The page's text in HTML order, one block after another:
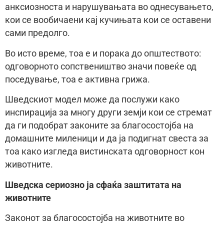
анксиозноста и нарушувањата во однесувањето,
кои се вообичаени кај кучињата кои се оставени
сами предолго.
Во исто време, тоа е и порака до општеството:
одговорното сопствеништво значи повеќе од
поседување, тоа е активна грижа.
Шведскиот модел може да послужи како
инспирација за многу други земји кои се стремат
да ги подобрат законите за благосостојба на
домашните миленици и да ја подигнат свеста за
тоа како изгледа вистинската одговорност кон
животните.
Шведска сериозно ја сфаќа заштитата на
животните
Законот за благосостојба на животните во